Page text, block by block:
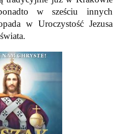
w sześciu innych
w Uroczystość Jezusa